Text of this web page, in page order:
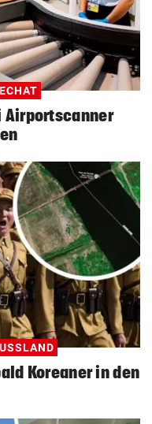
Airportscanner
Koreaner in den